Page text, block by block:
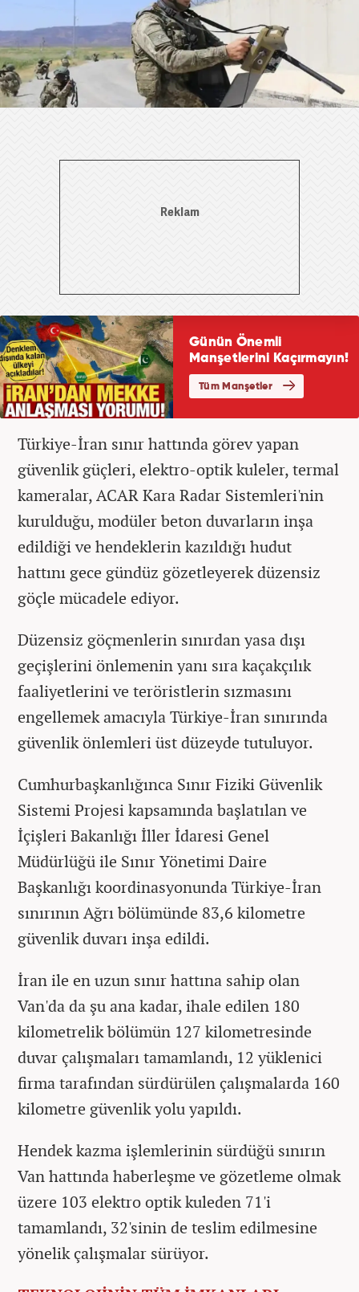
Türkiye-İran sınır hattında görev yapan
güvenlik güçleri, elektro-optik kuleler, termal
kameralar, ACAR Kara Radar Sistemleri'nin
kurulduğu, modüler beton duvarların inşa
edildiği ve hendeklerin kazıldığı hudut
hattını gece gündüz gözetleyerek düzensiz
göçle mücadele ediyor.
Düzensiz göçmenlerin sınırdan yasa dışı
geçişlerini önlemenin yanı sıra kaçakçılık
faaliyetlerini ve teröristlerin sızmasını
engellemek amacıyla Türkiye-İran sınırında
güvenlik önlemleri üst düzeyde tutuluyor.
Cumhurbaşkanlığınca Sınır Fiziki Güvenlik
Sistemi Projesi kapsamında başlatılan ve
İçişleri Bakanlığı İller İdaresi Genel
Müdürlüğü ile Sınır Yönetimi Daire
Başkanlığı koordinasyonunda Türkiye-İran
sınırının Ağrı bölümünde 83,6 kilometre
güvenlik duvarı inşa edildi.
İran ile en uzun sınır hattına sahip olan
Van'da da şu ana kadar, ihale edilen 180
kilometrelik bölümün 127 kilometresinde
duvar çalışmaları tamamlandı, 12 yüklenici
firma tarafından sürdürülen çalışmalarda 160
kilometre güvenlik yolu yapıldı.
Hendek kazma işlemlerinin sürdüğü sınırın
Van hattında haberleşme ve gözetleme olmak
üzere 103 elektro optik kuleden 71'i
tamamlandı, 32'sinin de teslim edilmesine
yönelik çalışmalar sürüyor.